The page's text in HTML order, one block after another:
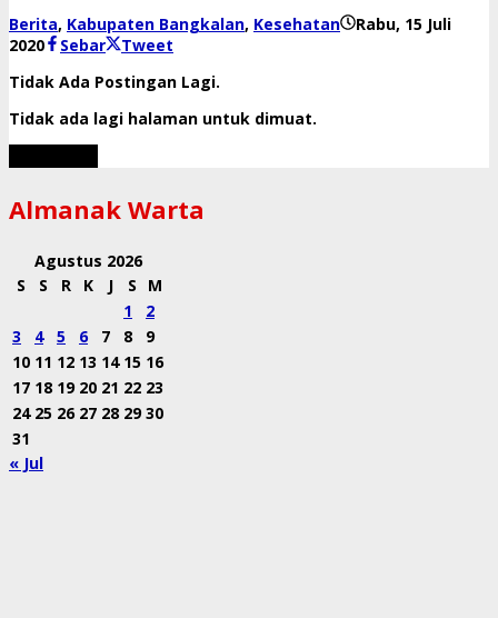
Berita, Kabupaten Bangkalan, Kesehatan
Rabu, 15 Juli
2020olehSebar
Tweet
Tidak Ada Postingan Lagi.
Tidak ada lagi halaman untuk dimuat.
Almanak Warta
Agustus 2026
S
S R K J S
M
1
2
3
4 5 6 7 8
9
10 11 12 13 14 15 16
17 18 19 20 21 22 23
24 25 26 27 28 29 30
31
« Jul